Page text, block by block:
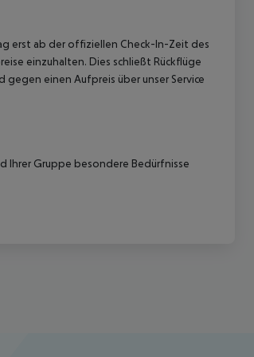
erst ab der offiziellen Check-In-Zeit des
einzuhalten. Dies schließt Rückflüge
einen Aufpreis über unser Service
Ihrer Gruppe besondere Bedürfnisse